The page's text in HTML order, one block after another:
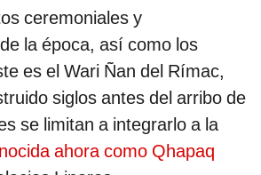
ceremoniales y
la época, así como los
es el Wari Ñan del Rímac,
siglos antes del arribo de
se limitan a integrarlo a la
ahora como Qhapaq